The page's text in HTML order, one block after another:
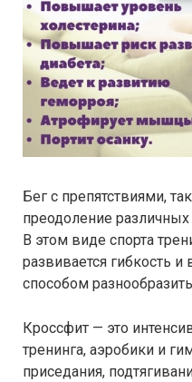
Бег с препятствиями,
преодоление
В этом виде спорта
развивается гибкость
способом
Кроссфит — это
тренинга, аэробики и
приседания,